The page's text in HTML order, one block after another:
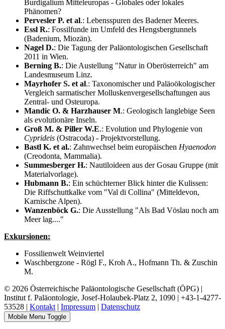
Burdigalium Mitteleuropas - Globales oder lokales
Phänomen?
Pervesler P. et al.: Lebensspuren des Badener Meeres.
Essl R.: Fossilfunde im Umfeld des Hengsbergtunnels
(Badenium, Miozän).
Nagel D.: Die Tagung der Paläontologischen Gesellschaft
2011 in Wien.
Berning B.: Die Austellung "Natur in Oberösterreich" am
Landesmuseum Linz.
Mayrhofer S. et al.: Taxonomischer und Paläoökologischer
Vergleich sarmatischer Molluskenvergesellschaftungen aus
Zentral- und Osteuropa.
Mandic O. & Harzhauser M.: Geologisch langlebige Seen
als evolutionäre Inseln.
Groß M. & Piller W.E.: Evolution und Phylogenie von
Cyprideis (Ostracoda) - Projektvorstellung.
Bastl K. et al.: Zahnwechsel beim europäischen Hyaenodon
(Creodonta, Mammalia).
Summesberger H.: Nautiloideen aus der Gosau Gruppe (mit
Materialvorlage).
Hubmann B.: Ein schüchterner Blick hinter die Kulissen:
Die Riffschuttkalke vom "Val di Collina" (Mitteldevon,
Karnische Alpen).
Wanzenböck G.: Die Ausstellung "Als Bad Vöslau noch am
Meer lag...."
Exkursionen:
Fossilienwelt Weinviertel
Waschbergzone - Rögl F., Kroh A., Hofmann Th. & Zuschin
M.
© 2026 Österreichische Paläontologische Gesellschaft (ÖPG) |
Institut f. Paläontologie, Josef-Holaubek-Platz 2, 1090 | +43-1-4277-
53528 | Kontakt | Impressum | Datenschutz
Mobile Menu Toggle